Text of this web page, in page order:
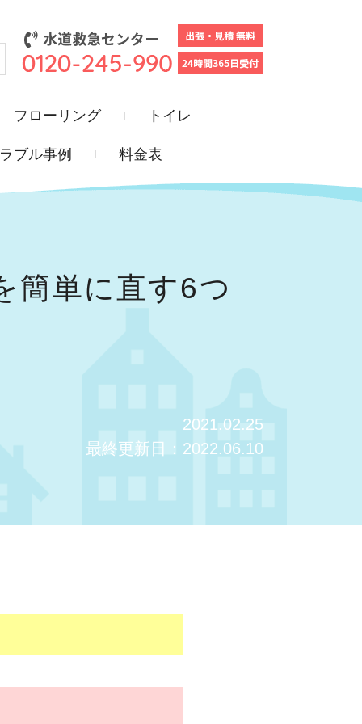
フローリング トイレ
ブル事例 料金表
簡単に直す6つ
2021.02.25
最終更新日：2022.06.10